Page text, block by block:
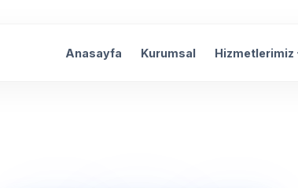
Anasayfa Kurumsal Hizmetlerimiz